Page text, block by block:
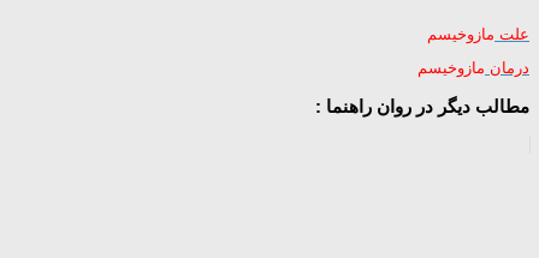
علت مازوخیسم
درمان مازوخیسم
مطالب دیگر در روان راهنما :